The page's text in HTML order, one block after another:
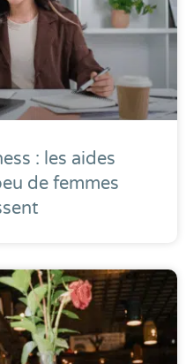
: les aides
de femmes